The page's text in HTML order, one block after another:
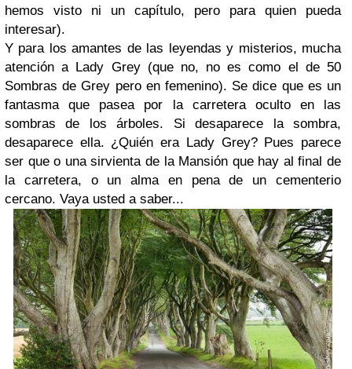
hemos visto ni un capítulo, pero para quien pueda
interesar).
Y para los amantes de las leyendas y misterios, mucha
atención a Lady Grey (que no, no es como el de 50
Sombras de Grey pero en femenino). Se dice que es un
fantasma que pasea por la carretera oculto en las
sombras de los árboles. Si desaparece la sombra,
desaparece ella. ¿Quién era Lady Grey? Pues parece
ser que o una sirvienta de la Mansión que hay al final de
la carretera, o un alma en pena de un cementerio
cercano. Vaya usted a saber...